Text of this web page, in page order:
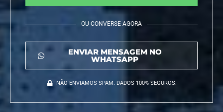
OU CONVERSE AGORA
ENVIAR MENSAGEM NO
WHATSAPP
NÃO ENVIAMOS SPAM. DADOS 100% SEGUROS.